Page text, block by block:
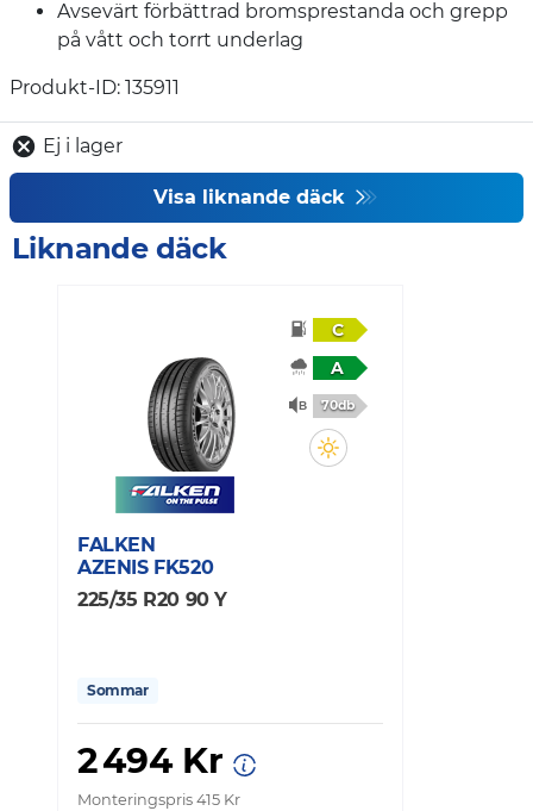
Avsevärt förbättrad bromsprestanda och grepp
på vått och torrt underlag
Produkt-ID: 135911
Ej i lager
Visa liknande däck
Liknande däck
C
A
70db
FALKEN
AZENIS FK520
225/35 R20 90 Y
Sommar
2 494 Kr
Monteringspris 415 Kr